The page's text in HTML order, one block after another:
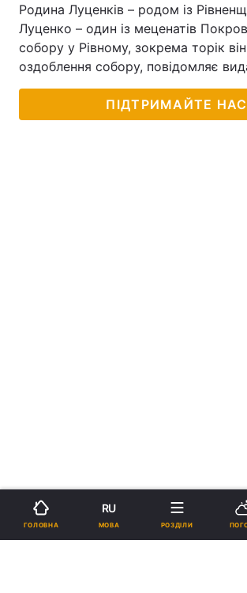
Родина Луценків – родом із
Луценко – один із меценатів
собору у Рівному, зокрема торік
оздоблення собору, повідомляє
ПІДТРИМАЙТЕ НАС
ГОЛОВНА
RU
МОВА РОЗДІЛИ